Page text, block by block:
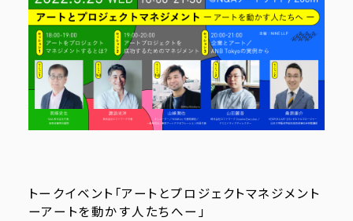
トークイベント「アートとプロジェクトマネジメント
ーアートを動かす人たちへー」